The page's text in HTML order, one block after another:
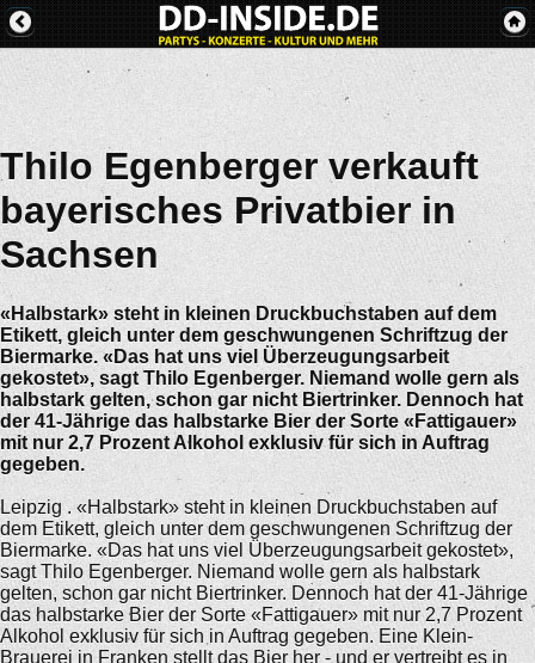
Thilo Egenberger verkauft
bayerisches Privatbier in
Sachsen
«Halbstark» steht in kleinen Druckbuchstaben auf dem
Etikett, gleich unter dem geschwungenen Schriftzug der
Biermarke. «Das hat uns viel Überzeugungsarbeit
gekostet», sagt Thilo Egenberger. Niemand wolle gern als
halbstark gelten, schon gar nicht Biertrinker. Dennoch hat
der 41-Jährige das halbstarke Bier der Sorte «Fattigauer»
mit nur 2,7 Prozent Alkohol exklusiv für sich in Auftrag
gegeben.
Leipzig . «Halbstark» steht in kleinen Druckbuchstaben auf
dem Etikett, gleich unter dem geschwungenen Schriftzug der
Biermarke. «Das hat uns viel Überzeugungsarbeit gekostet»,
sagt Thilo Egenberger. Niemand wolle gern als halbstark
gelten, schon gar nicht Biertrinker. Dennoch hat der 41-Jährige
das halbstarke Bier der Sorte «Fattigauer» mit nur 2,7 Prozent
Alkohol exklusiv für sich in Auftrag gegeben. Eine Klein-
Brauerei in Franken stellt das Bier her - und er vertreibt es in